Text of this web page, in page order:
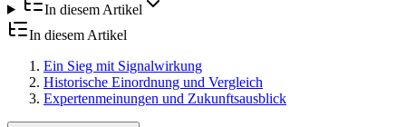
In diesem Artikel
In diesem Artikel
Ein Sieg mit Signalwirkung
Historische Einordnung und Vergleich
Expertenmeinungen und Zukunftsausblick